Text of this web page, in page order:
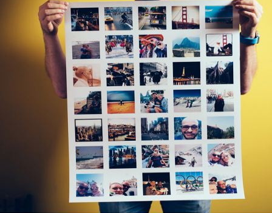
Ваш город:
Ваш регион доставки
Выберите из списка: